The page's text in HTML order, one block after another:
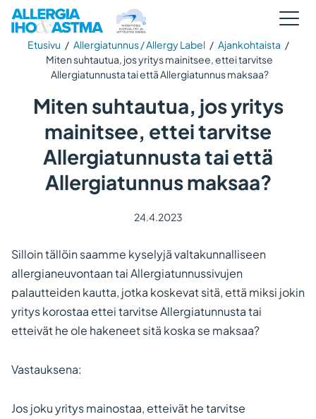
Etusivu / Allergiatunnus / Allergy Label / Ajankohtaista /
Miten suhtautua, jos yritys mainitsee, ettei tarvitse
Allergiatunnusta tai että Allergiatunnus maksaa?
Miten suhtautua, jos yritys
mainitsee, ettei tarvitse
Allergiatunnusta tai että
Allergiatunnus maksaa?
24.4.2023
Silloin tällöin saamme kyselyjä valtakunnalliseen
allergianeuvontaan tai Allergiatunnussivujen
palautteiden kautta, jotka koskevat sitä, että miksi jokin
yritys korostaa ettei tarvitse Allergiatunnusta tai
etteivät he ole hakeneet sitä koska se maksaa?
Vastauksena:
Jos joku yritys mainostaa, etteivät he tarvitse